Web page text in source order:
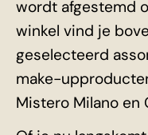
wordt afgestemd
winkel vind je
geselecteerd
make-
Mistero Milano en